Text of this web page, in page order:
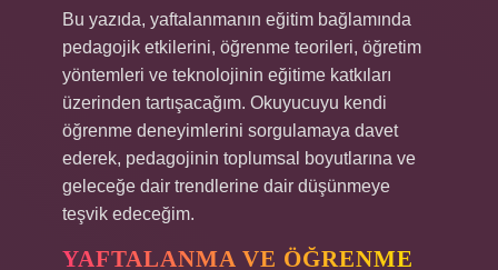
Bu yazıda, yaftalanmanın eğitim bağlamında
pedagojik etkilerini, öğrenme teorileri, öğretim
yöntemleri ve teknolojinin eğitime katkıları
üzerinden tartışacağım. Okuyucuyu kendi
öğrenme deneyimlerini sorgulamaya davet
ederek, pedagojinin toplumsal boyutlarına ve
geleceğe dair trendlerine dair düşünmeye
teşvik edeceğim.
YAFTALANMA VE ÖĞRENME